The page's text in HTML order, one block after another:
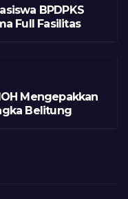
BPDPKS
Full Fasilitas
Mengepakkan
Belitung